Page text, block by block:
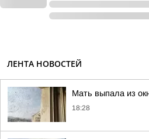
ЛЕНТА НОВОСТЕЙ
Мать выпала из
18:28